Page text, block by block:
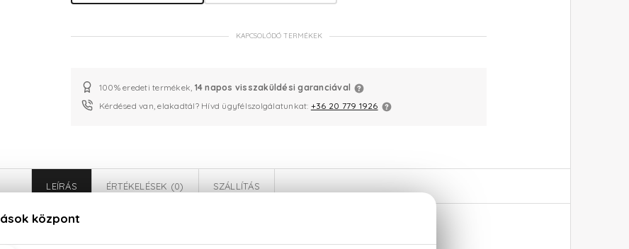
KAPCSOLÓDÓ TERMÉKEK
100% eredeti termékek, 14 napos visszaküldési garanciával
Kérdésed van, elakadtál? Hívd ügyfélszolgálatunkat: +36 20 779 1926
LEÍRÁS ÉRTÉKELÉSEK (0) SZÁLLÍTÁS